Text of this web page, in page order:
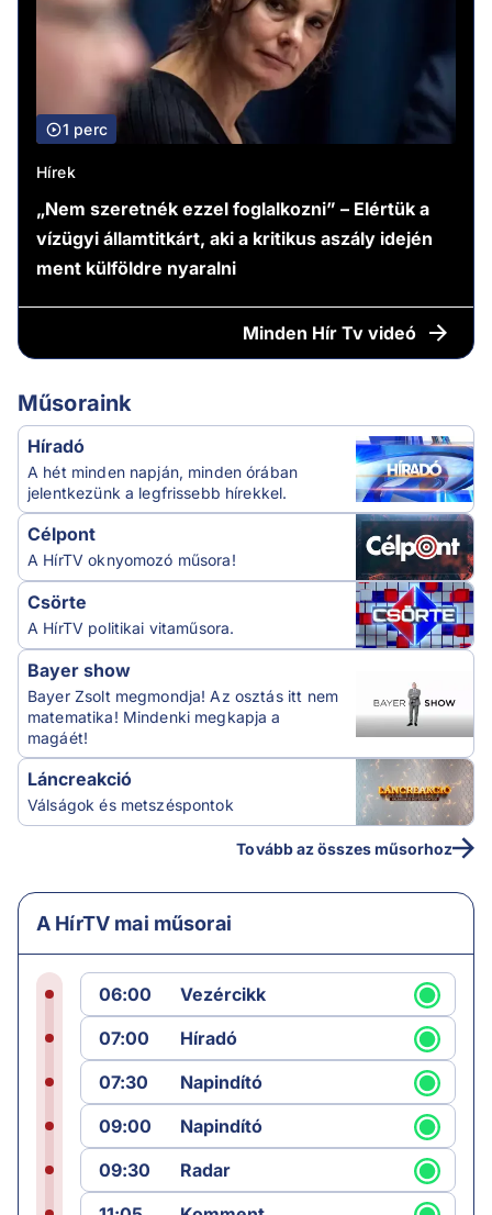
1 perc
Hírek
„Nem szeretnék ezzel foglalkozni” – Elértük a
vízügyi államtitkárt, aki a kritikus aszály idején
ment külföldre nyaralni
Minden Hír Tv videó
Műsoraink
Híradó
A hét minden napján, minden órában
jelentkezünk a legfrissebb hírekkel.
Célpont
A HírTV oknyomozó műsora!
Csörte
A HírTV politikai vitaműsora.
Bayer show
Bayer Zsolt megmondja! Az osztás itt nem
matematika! Mindenki megkapja a
magáét!
Láncreakció
Válságok és metszéspontok
Tovább az összes műsorhoz
A HírTV mai műsorai
06:00
Vezércikk
07:00
Híradó
07:30
Napindító
09:00
Napindító
09:30
Radar